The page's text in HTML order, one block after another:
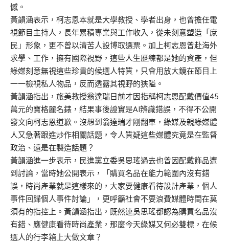
憾。
黃韻涵表示，柯志恩本就是大學教授、學者出身，也曾擔任電
視節目主持人，長年累積專業與工作收入，從未刻意塑造「庶
民」形象，更不曾以清苦人設博取選票。加上柯志恩曾赴海外
求學、工作，擁有國際視野，這些人生歷練都是她的資產，但
綠媒刻意無視這些珍貴的候選人特質，只會用放大鏡在節目上
一一檢視私人物品，反而透露其視野的狹隘。
黃韻涵指出，旅美教授翁達瑞日前才因指稱柯志恩配戴價值45
萬元的寶格麗名錶，結果事後證實是AI辨識錯誤，不得不公開
發文向柯志恩道歉。沒想到翁達瑞才剛翻車，綠媒及親綠媒體
人又急著跟進炒作相關話題，令人質疑這些媒體究竟是在監督
政治、還是在製造話題？
黃韻涵進一步表示，民進黨立委吳思瑤過去也曾因配戴飾品遭
到討論，當時她公開表示，「購買名品在能力範圍內沒有錯
誤，時尚產業就是這樣來的，大家要健康看待設計產業，個人
事件回歸個人事件討論」，更呼籲社會不要浪費媒體時間在莫
須有的指控上。黃韻涵指出，既然連吳思瑤都認為購買名品沒
有錯、應健康看待時尚產業，那麼今天綠媒又何必雙標，在候
選人的行李箱上大做文章？